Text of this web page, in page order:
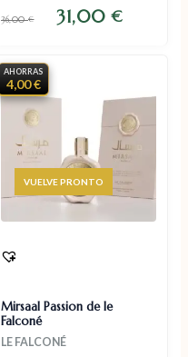
36,00€ 31,00€
AHORRAS
4,00 €
AGOTADO
Mirsaal Passion de le
Falconé
LE FALCONÉ